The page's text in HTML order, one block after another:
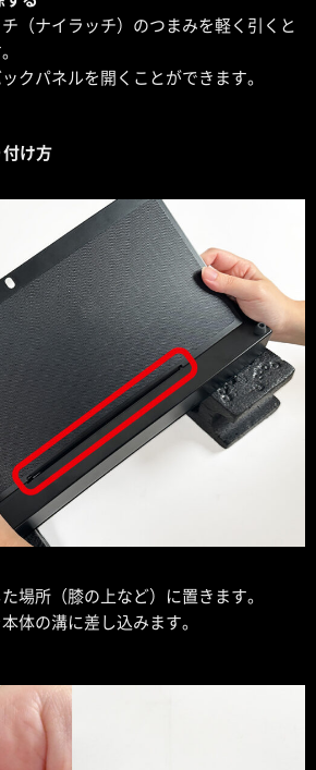
（ナイラッチ）のつまみを軽く引くと
クパネルを開くことができます。
付け方
場所（膝の上など）に置きます。
体の溝に差し込みます。